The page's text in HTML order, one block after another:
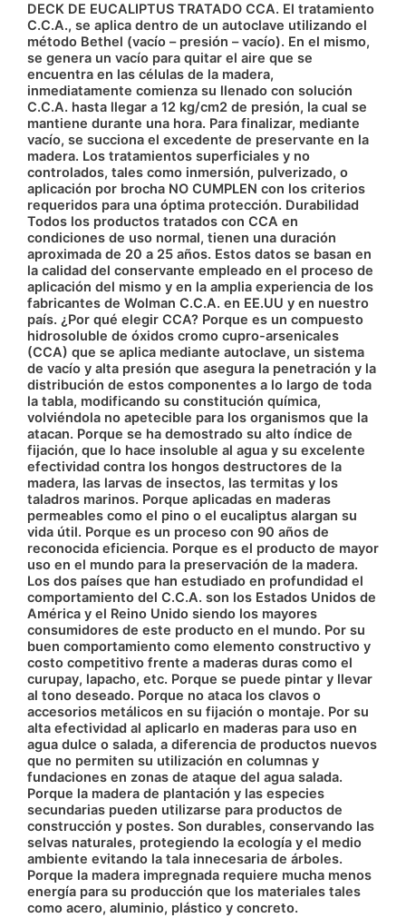
DECK DE EUCALIPTUS TRATADO CCA. El tratamiento
C.C.A., se aplica dentro de un autoclave utilizando el
método Bethel (vacío – presión – vacío). En el mismo,
se genera un vacío para quitar el aire que se
encuentra en las células de la madera,
inmediatamente comienza su llenado con solución
C.C.A. hasta llegar a 12 kg/cm2 de presión, la cual se
mantiene durante una hora. Para finalizar, mediante
vacío, se succiona el excedente de preservante en la
madera. Los tratamientos superficiales y no
controlados, tales como inmersión, pulverizado, o
aplicación por brocha NO CUMPLEN con los criterios
requeridos para una óptima protección. Durabilidad
Todos los productos tratados con CCA en
condiciones de uso normal, tienen una duración
aproximada de 20 a 25 años. Estos datos se basan en
la calidad del conservante empleado en el proceso de
aplicación del mismo y en la amplia experiencia de los
fabricantes de Wolman C.C.A. en EE.UU y en nuestro
país. ¿Por qué elegir CCA? Porque es un compuesto
hidrosoluble de óxidos cromo cupro-arsenicales
(CCA) que se aplica mediante autoclave, un sistema
de vacío y alta presión que asegura la penetración y la
distribución de estos componentes a lo largo de toda
la tabla, modificando su constitución química,
volviéndola no apetecible para los organismos que la
atacan. Porque se ha demostrado su alto índice de
fijación, que lo hace insoluble al agua y su excelente
efectividad contra los hongos destructores de la
madera, las larvas de insectos, las termitas y los
taladros marinos. Porque aplicadas en maderas
permeables como el pino o el eucaliptus alargan su
vida útil. Porque es un proceso con 90 años de
reconocida eficiencia. Porque es el producto de mayor
uso en el mundo para la preservación de la madera.
Los dos países que han estudiado en profundidad el
comportamiento del C.C.A. son los Estados Unidos de
América y el Reino Unido siendo los mayores
consumidores de este producto en el mundo. Por su
buen comportamiento como elemento constructivo y
costo competitivo frente a maderas duras como el
curupay, lapacho, etc. Porque se puede pintar y llevar
al tono deseado. Porque no ataca los clavos o
accesorios metálicos en su fijación o montaje. Por su
alta efectividad al aplicarlo en maderas para uso en
agua dulce o salada, a diferencia de productos nuevos
que no permiten su utilización en columnas y
fundaciones en zonas de ataque del agua salada.
Porque la madera de plantación y las especies
secundarias pueden utilizarse para productos de
construcción y postes. Son durables, conservando las
selvas naturales, protegiendo la ecología y el medio
ambiente evitando la tala innecesaria de árboles.
Porque la madera impregnada requiere mucha menos
energía para su producción que los materiales tales
como acero, aluminio, plástico y concreto.